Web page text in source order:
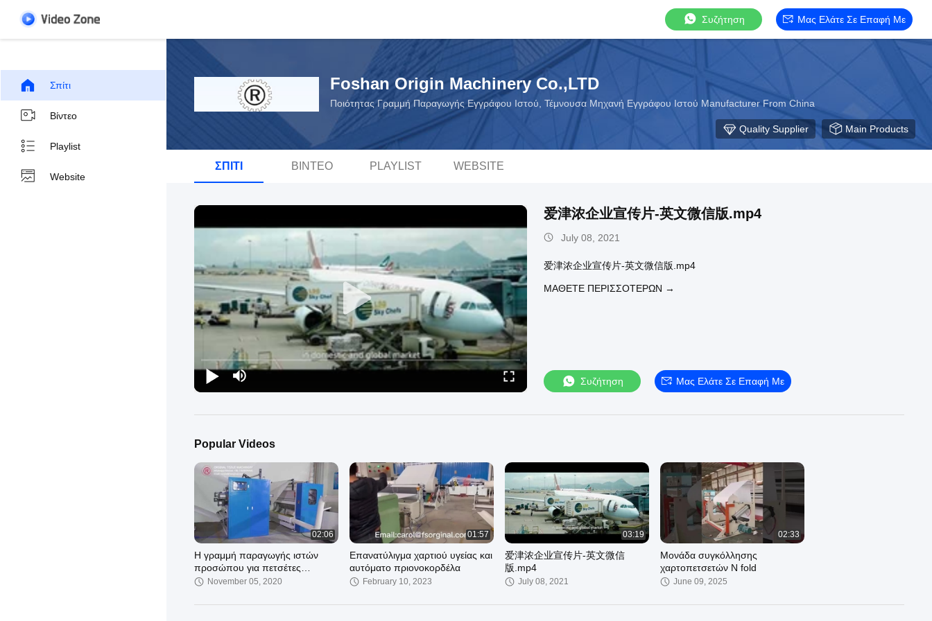
Συζήτηση Μας Ελάτε Σε Επαφή Με
Σπίτι
Βίντεο
Playlist
Website
Foshan Origin Machinery Co.,LTD
Ποιότητας Γραμμή Παραγωγής Εγγράφου Ιστού, Τέμνουσα Μηχανή Εγγράφου Ιστού Manufacturer From China
Quality Supplier Main Products
ΣΠΊΤΙ ΒΊΝΤΕΟ PLAYLIST WEBSITE
爱津浓企业宣传片-英文微信版.mp4
July 08, 2021
爱津浓企业宣传片-英文微信版.mp4
ΜΆΘΕΤΕ ΠΕΡΙΣΣΌΤΕΡΩΝ →
Συζήτηση Μας Ελάτε Σε Επαφή Με
Popular Videos
02:06
Η γραμμή παραγωγής ιστών
προσώπου για πετσέτες
κουζίνας
November 05, 2020
01:57
Επανατύλιγμα χαρτιού υγείας και
αυτόματο πριονοκορδέλα
February 10, 2023
03:19
爱津浓企业宣传片-英文微信
版.mp4
July 08, 2021
02:33
Μονάδα συγκόλλησης
χαρτοπετσετών N fold
June 09, 2025